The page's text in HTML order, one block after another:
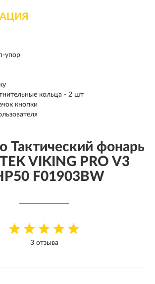
упор
кольца - 2 шт
кнопки
Тактический фонарь
VIKING PRO V3
F01903BW
3 отзыва